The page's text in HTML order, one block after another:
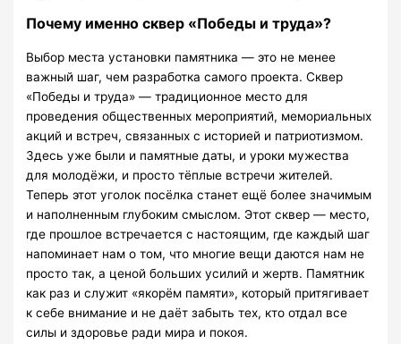
Почему именно сквер «Победы и труда»?
Выбор места установки памятника — это не менее
важный шаг, чем разработка самого проекта. Сквер
«Победы и труда» — традиционное место для
проведения общественных мероприятий, мемориальных
акций и встреч, связанных с историей и патриотизмом.
Здесь уже были и памятные даты, и уроки мужества
для молодёжи, и просто тёплые встречи жителей.
Теперь этот уголок посёлка станет ещё более значимым
и наполненным глубоким смыслом. Этот сквер — место,
где прошлое встречается с настоящим, где каждый шаг
напоминает нам о том, что многие вещи даются нам не
просто так, а ценой больших усилий и жертв. Памятник
как раз и служит «якорём памяти», который притягивает
к себе внимание и не даёт забыть тех, кто отдал все
силы и здоровье ради мира и покоя.